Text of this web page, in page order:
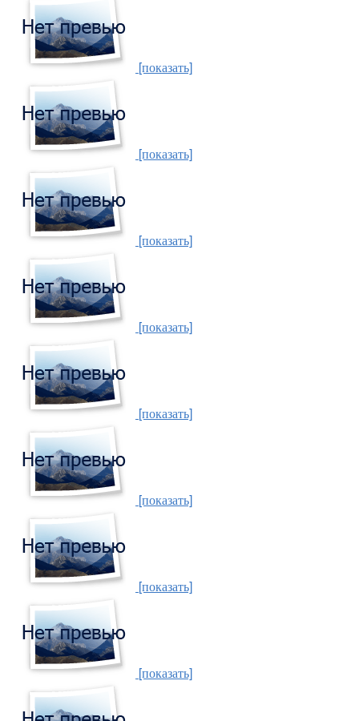
[показать]
[показать]
[показать]
[показать]
[показать]
[показать]
[показать]
[показать]